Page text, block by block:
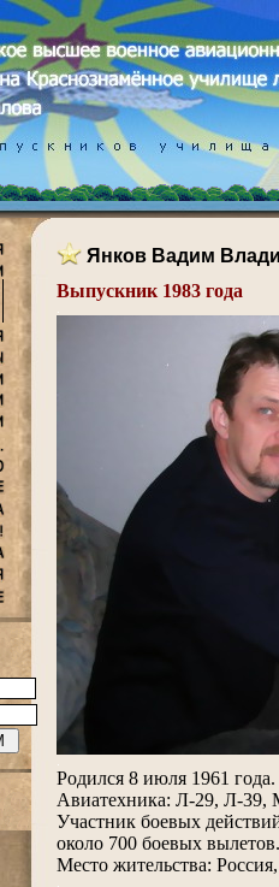
Янков Вадим
Выпускник 1983 года
Родился 8 июля 1961 года.
Авиатехника: Л-29, Л-
Участник боевых
около 700 боевых вылетов.
Место жительства: